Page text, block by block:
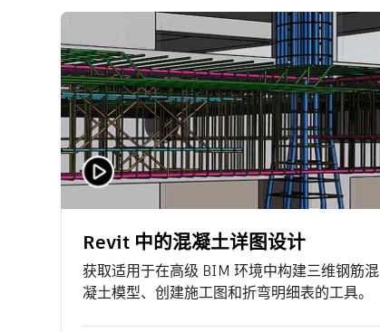
Revit 中的混凝土详图设计
获取适用于在高级 BIM 环境中构建三维钢筋混
凝土模型、创建施工图和折弯明细表的工具。